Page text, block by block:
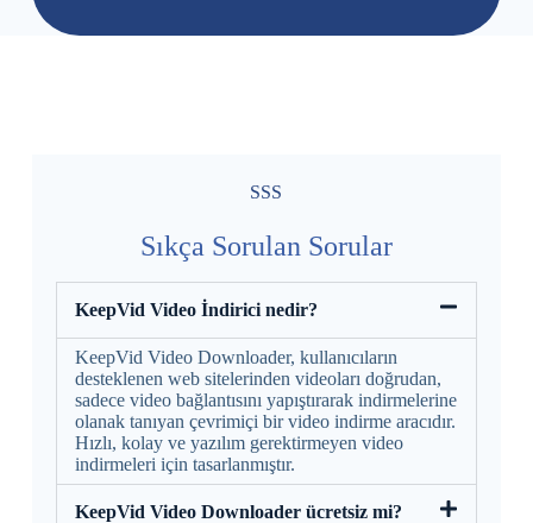
SSS
Sıkça Sorulan Sorular
KeepVid Video İndirici nedir?
KeepVid Video Downloader, kullanıcıların
desteklenen web sitelerinden videoları doğrudan,
sadece video bağlantısını yapıştırarak indirmelerine
olanak tanıyan çevrimiçi bir video indirme aracıdır.
Hızlı, kolay ve yazılım gerektirmeyen video
indirmeleri için tasarlanmıştır.
KeepVid Video Downloader ücretsiz mi?